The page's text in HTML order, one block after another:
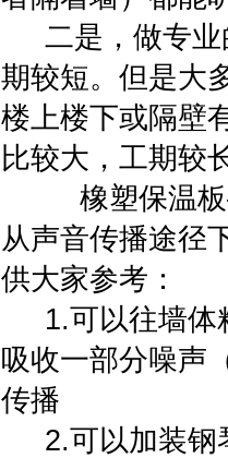
二是，做专业
期较短。但是大
楼上楼下或隔壁
比较大，工期较
橡塑保温板
从声音传播途径
供大家参考：
1.可以往墙体
吸收一部分噪声
传播
2.可以加装钢